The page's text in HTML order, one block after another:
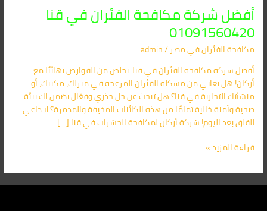
أفضل شركة مكافحة الفئران في قنا
01091560420
مكافحة الفئران​ في مصر/
admin
أفضل شركة مكافحة الفئران في قنا: تخلص من القوارض نهائيًا مع
أركان! هل تعاني من مشكلة الفئران المزعجة في منزلك، مكتبك، أو
منشأتك التجارية في قنا؟ هل تبحث عن حل جذري وفعّال يضمن لك بيئة
صحية وآمنة خالية تمامًا من هذه الكائنات المخيفة والمدمرة؟ لا داعي
للقلق بعد اليوم! شركة أركان لمكافحة الحشرات في قنا […]
قراءة المزيد »